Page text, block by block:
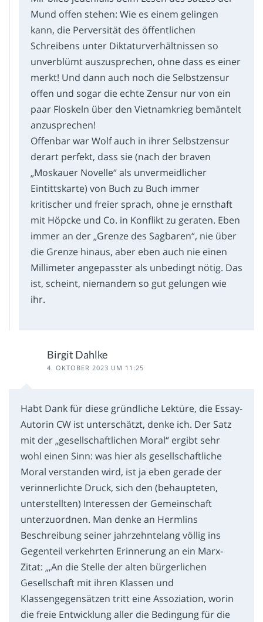
Mund offen stehen: Wie es einem gelingen
kann, die Perversität des öffentlichen
Schreibens unter Diktaturverhältnissen so
unverblümt auszusprechen, ohne dass es einer
merkt! Und dann auch noch die Selbstzensur
offen und sogar die echte Zensur nur von ein
paar Floskeln über den Vietnamkrieg bemäntelt
anzusprechen!
Offenbar war Wolf auch in ihrer Selbstzensur
derart perfekt, dass sie (nach der braven
„Moskauer Novelle“ als unvermeidlicher
Eintittskarte) von Buch zu Buch immer
kritischer und freier sprach, ohne je ernsthaft
mit Höpcke und Co. in Konflikt zu geraten. Eben
immer an der „Grenze des Sagbaren“, nie über
die Grenze hinaus, aber eben auch nie einen
Millimeter angepasster als unbedingt nötig. Das
ist, scheint, niemandem so gut gelungen wie
ihr.
Birgit Dahlke
4. OKTOBER 2023 UM 11:25
Habt Dank für diese gründliche Lektüre, die Essay-
Autorin CW ist unterschätzt, denke ich. Der Satz
mit der „gesellschaftlichen Moral“ ergibt sehr
wohl einen Sinn: was hier als gesellschaftliche
Moral verstanden wird, ist ja eben gerade der
verinnerlichte Druck, sich den (behaupteten,
unterstellten) Interessen der Gemeinschaft
unterzuordnen. Man denke an Hermlins
Beschreibung seiner jahrzehntelang völlig ins
Gegenteil verkehrten Erinnerung an ein Marx-
Zitat: „‚An die Stelle der alten bürgerlichen
Gesellschaft mit ihren Klassen und
Klassengegensätzen tritt eine Assoziation, worin
die freie Entwicklung aller die Bedingung für die